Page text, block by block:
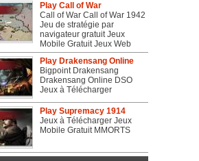
Play Call of War
Call of War Call of War 1942
Jeu de stratégie par
navigateur gratuit Jeux
Mobile Gratuit Jeux Web
Play Drakensang Online
Bigpoint Drakensang
Drakensang Online DSO
Jeux à Télécharger
Play Supremacy 1914
Jeux à Télécharger Jeux
Mobile Gratuit MMORTS